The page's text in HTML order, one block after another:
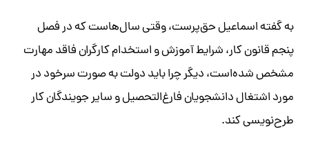
به گفته اسماعیل حق‌پرست، وقتی سال‌هاست که در فصل
پنجم قانون کار، شرایط آموزش و استخدام کارگران فاقد مهارت
مشخص شده‌است، دیگر چرا باید دولت به صورت سرخود در
مورد اشتغال دانشجویان فارغ‌التحصیل و سایر جویندگان کار
طرح‌نویسی کند.